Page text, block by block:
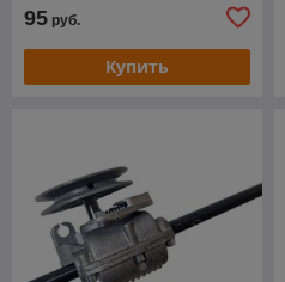
95 руб.
Купить